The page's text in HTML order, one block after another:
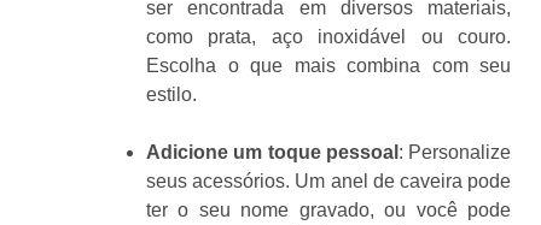
ser encontrada em diversos materiais,
como prata, aço inoxidável ou couro.
Escolha o que mais combina com seu
estilo.
Adicione um toque pessoal : Personalize
seus acessórios. Um anel de caveira pode
ter o seu nome gravado, ou você pode